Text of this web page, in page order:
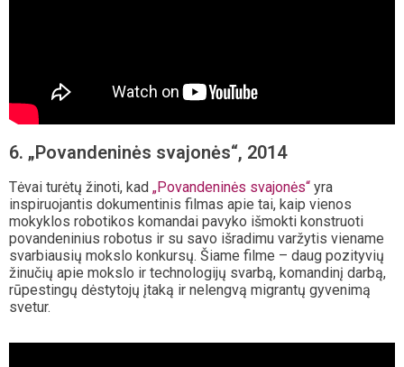
6. „Povandeninės svajonės“, 2014
Tėvai turėtų žinoti, kad „Povandeninės svajonės“ yra
inspiruojantis dokumentinis filmas apie tai, kaip vienos
mokyklos robotikos komandai pavyko išmokti konstruoti
povandeninius robotus ir su savo išradimu varžytis viename
svarbiausių mokslo konkursų. Šiame filme – daug pozityvių
žinučių apie mokslo ir technologijų svarbą, komandinį darbą,
rūpestingų dėstytojų įtaką ir nelengvą migrantų gyvenimą
svetur.